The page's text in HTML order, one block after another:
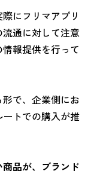
にフリマアプリ
通に対して注意
報提供を行って
で、企業側にお
トでの購入が推
商品が、ブランド